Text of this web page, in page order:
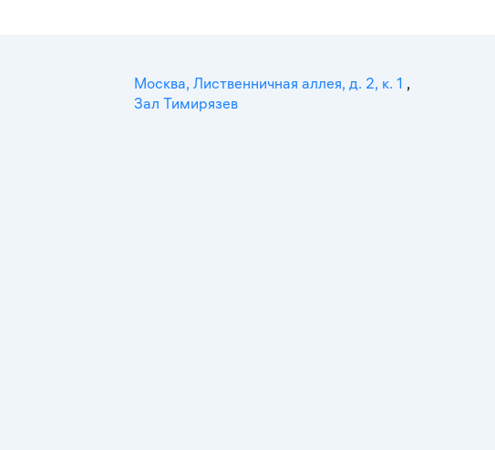
Москва, Лиственничная аллея, д. 2, к. 1 ,
Зал Тимирязев